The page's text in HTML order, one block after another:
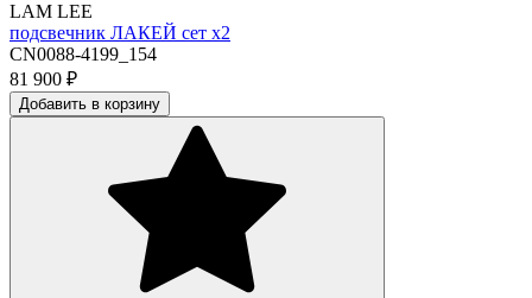
LAM LEE
подсвечник ЛАКЕЙ сет х2
CN0088-4199_154
81 900 ₽
Добавить в корзину